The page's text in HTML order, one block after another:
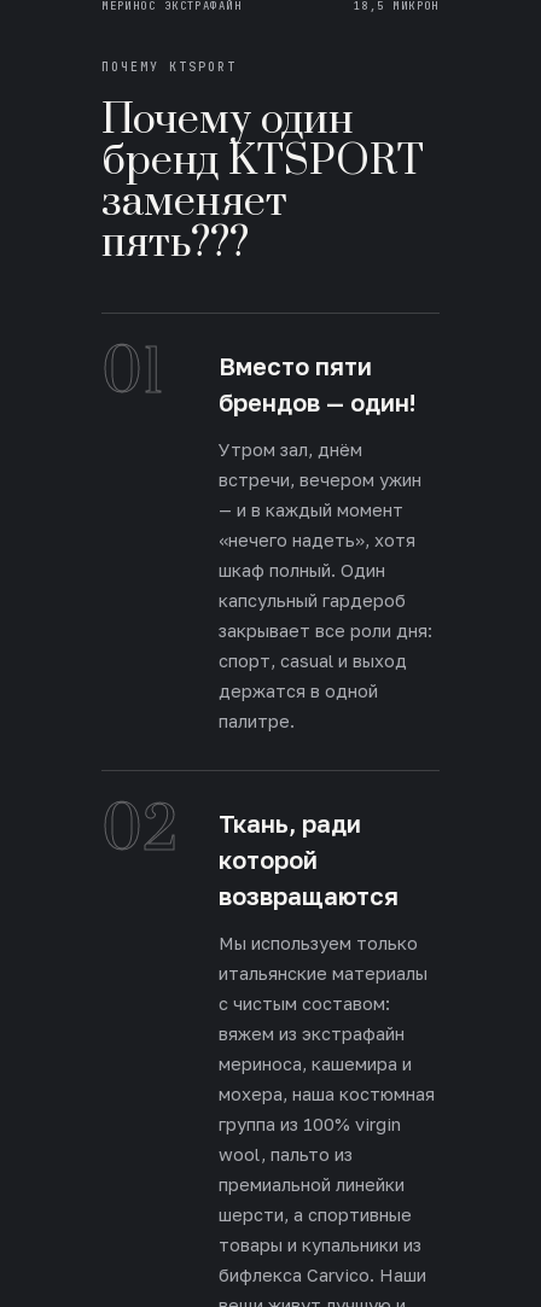
МЕРИНОС ЭКСТРАФАЙН 18,5 МИКРОН
ПОЧЕМУ KTSPORT
Почему один
бренд KTSPORT
заменяет
пять???
01
Вместо пяти
брендов — один!
Утром зал, днём
встречи, вечером ужин
— и в каждый момент
«нечего надеть», хотя
шкаф полный. Один
капсульный гардероб
закрывает все роли дня:
спорт, casual и выход
держатся в одной
палитре.
02
Ткань, ради
которой
возвращаются
Мы используем только
итальянские материалы
с чистым составом:
вяжем из экстрафайн
мериноса, кашемира и
мохера, наша костюмная
группа из 100% virgin
wool, пальто из
премиальной линейки
шерсти, а спортивные
товары и купальники из
бифлекса Carvico. Наши